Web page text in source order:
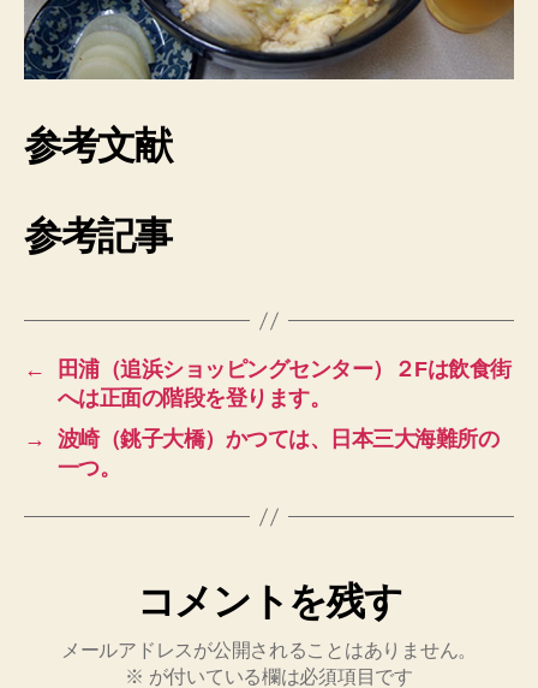
参考文献
参考記事
←
田浦（追浜ショッピングセンター）２Fは飲食街
へは正面の階段を登ります。
→
波崎（銚子大橋）かつては、日本三大海難所の
一つ。
コメントを残す
メールアドレスが公開されることはありません。
※ が付いている欄は必須項目です